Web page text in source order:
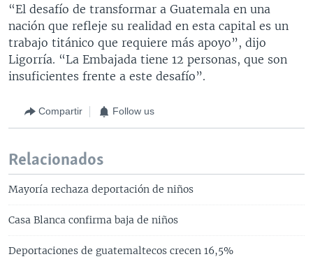
“El desafío de transformar a Guatemala en una
nación que refleje su realidad en esta capital es un
trabajo titánico que requiere más apoyo”, dijo
Ligorría. “La Embajada tiene 12 personas, que son
insuficientes frente a este desafío”.
Compartir Follow us
Relacionados
Mayoría rechaza deportación de niños
Casa Blanca confirma baja de niños
Deportaciones de guatemaltecos crecen 16,5%